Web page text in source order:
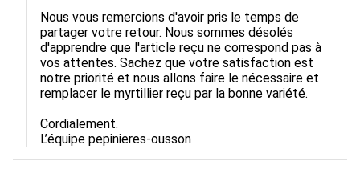
Nous vous remercions d'avoir pris le temps de
partager votre retour. Nous sommes désolés
d'apprendre que l'article reçu ne correspond pas à
vos attentes. Sachez que votre satisfaction est
notre priorité et nous allons faire le nécessaire et
remplacer le myrtillier reçu par la bonne variété.
Cordialement.
L’équipe pepinieres-ousson